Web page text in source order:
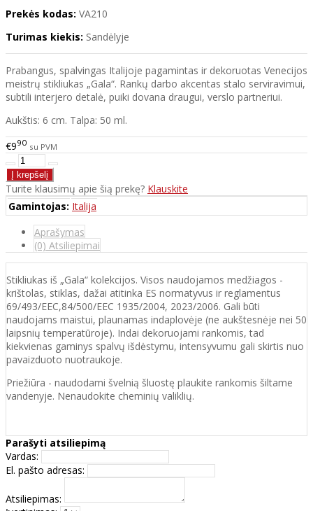
Prekės kodas: VA210
Turimas kiekis: Sandėlyje
Prabangus, spalvingas Italijoje pagamintas ir dekoruotas Venecijos
meistrų stikliukas „Gala“. Rankų darbo akcentas stalo serviravimui,
subtili interjero detalė, puiki dovana draugui, verslo partneriui.
Aukštis: 6 cm. Talpa: 50 ml.
€990 su PVM
Turite klausimų apie šią prekę? Klauskite
Gamintojas: Italija
Aprašymas
(0) Atsiliepimai
Stikliukas iš „Gala“ kolekcijos. Visos naudojamos medžiagos -
krištolas, stiklas, dažai atitinka ES normatyvus ir reglamentus
69/493/EEC,84/500/EEC 1935/2004, 2023/2006. Gali būti
naudojams maistui, plaunamas indaplovėje (ne aukštesnėje nei 50
laipsnių temperatūroje). Indai dekoruojami rankomis, tad
kiekvienas gaminys spalvų išdėstymu, intensyvumu gali skirtis nuo
pavaizduoto nuotraukoje.
Priežiūra - naudodami švelnią šluostę plaukite rankomis šiltame
vandenyje. Nenaudokite cheminių valiklių.
Parašyti atsiliepimą
Vardas:
El. pašto adresas:
Atsiliepimas: